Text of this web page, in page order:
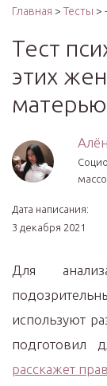
Главная > Тесты > -
Тест
этих
Дата написания:
3 декабря 2021
Для
используют
подготовил
расскажет